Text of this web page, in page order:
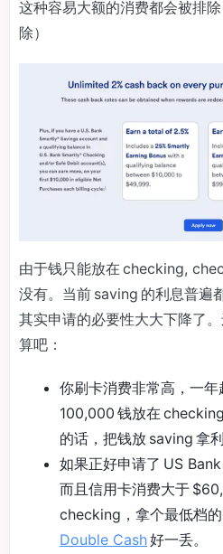
这种容易大额的消费都会被排
除）
由于钱只能放在 checking,
没有。当前 saving 的利息普遍
其实申请的必要性大大下降了
算吧：
你刷卡消费非常高，一
100,000 钱放在
的话，把钱放 saving 拿利
如果正好申请了 US
而且信用卡消费大于
checking，拿个最低档
Double Cash好一丢。